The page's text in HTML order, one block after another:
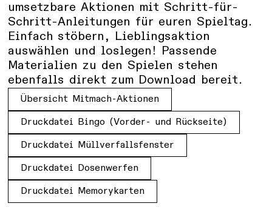
umsetzbare Aktionen mit Schritt-für-
Schritt-Anleitungen für euren Spieltag.
Einfach stöbern, Lieblingsaktion
auswählen und loslegen! Passende
Materialien zu den Spielen stehen
ebenfalls direkt zum Download bereit.
Übersicht Mitmach-Aktionen
Druckdatei Bingo (Vorder- und Rückseite)
Druckdatei Müllverfallsfenster
Druckdatei Dosenwerfen
Druckdatei Memorykarten